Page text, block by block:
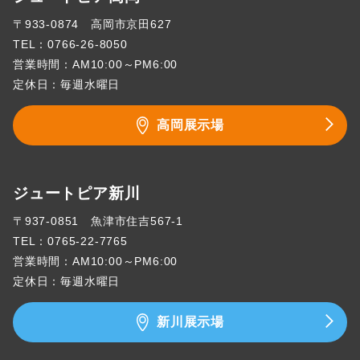
〒933-0874 高岡市京田627
TEL：0766-26-8050
営業時間：AM10:00～PM6:00
定休日：毎週水曜日
高岡展示場
ジュートピア新川
〒937-0851 魚津市住吉567-1
TEL：0765-22-7765
営業時間：AM10:00～PM6:00
定休日：毎週水曜日
新川展示場